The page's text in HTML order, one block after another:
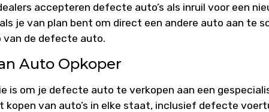
accepteren defecte auto’s als inruil voor een
je van plan bent om direct een andere auto aan te
van de defecte auto.
Auto Opkoper
is om je defecte auto te verkopen aan een
kopen van auto’s in elke staat, inclusief defecte